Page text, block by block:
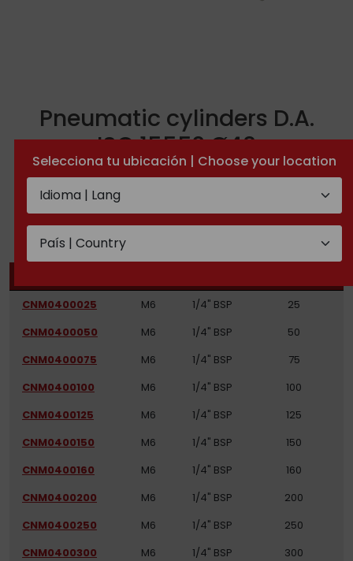
Selecciona tu ubicación | Choose your location
Pneumatic cylinders D.A.
ISO 15552 Ø40
TECHNICAL DOCUMENTATION
CNM0400025
M6 1/4" BSP
25
CNM0400050
M6 1/4" BSP
50
CNM0400075
M6 1/4" BSP
75
CNM0400100
M6 1/4" BSP
100
CNM0400125
M6 1/4" BSP
125
CNM0400150
M6 1/4" BSP
150
CNM0400160
M6 1/4" BSP
160
CNM0400200
M6 1/4" BSP
200
CNM0400250
M6 1/4" BSP
250
CNM0400300
M6 1/4" BSP
300